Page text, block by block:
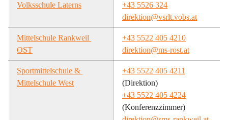
Volksschule Laterns
+43 5526 324
direktion@vsrlt.vobs.at
Mittelschule Rankweil
OST
+43 5522 405 4210
direktion@ms-rost.at
Sportmittelschule &
Mittelschule West
+43 5522 405 4211
(Direktion)
+43 5522 405 4224
(Konferenzzimmer)